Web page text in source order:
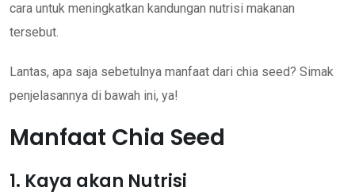
cara untuk meningkatkan kandungan nutrisi makanan
tersebut.
Lantas, apa saja sebetulnya manfaat dari chia seed? Simak
penjelasannya di bawah ini, ya!
Manfaat Chia Seed
1. Kaya akan Nutrisi